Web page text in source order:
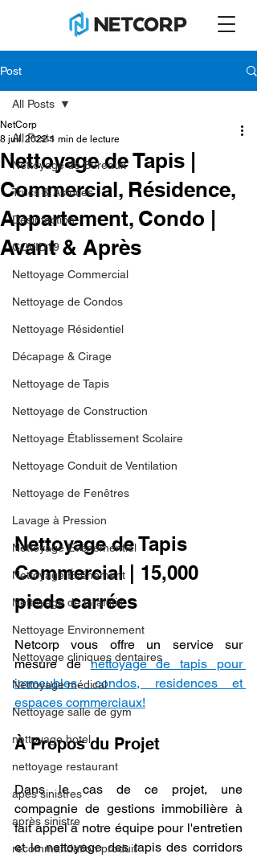
Post
All Posts
Nettoyage de Bureaux
Trucs & Astuces
Désinfection
COVID19
Nettoyage Commercial
Nettoyage de Condos
Nettoyage Résidentiel
Décapage & Cirage
Nettoyage de Tapis
Nettoyage de Construction
Nettoyage Établissement Scolaire
Nettoyage Conduit de Ventilation
Nettoyage de Fenêtres
Lavage à Pression
Nettoyage Évènementiel
Nettoyage Événement
Nettoyage de Graffitis
Nettoyage Environnement
Nettoyage cliniques dentaires
Nettoyage médical
Nettoyage salle de gym
nettoyage hotel
nettoyage restaurant
apès sinistres
après sinistre
recommandation produit
All Posts
Nettoyage de Tapis |
Commercial, Résidence,
Appartement, Condo |
Avant & Après
NetCorp
8 juil. 2022 1 min de lecture
Nettoyage de Tapis
Commercial | 15,000
pieds carrées
Netcorp vous offre un service sur
mesure de nettoyage de tapis pour
immeubles, condos, residences et
espaces commerciaux!
À Propos du Projet
Dans le cas de ce projet, une
compagnie de gestions immobilière à
fait appel à notre équipe pour l'entretien
et le nettoyage des tapis des corridors